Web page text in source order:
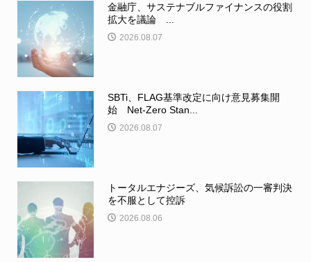
金融庁、サステナブルファイナンスの役割
拡大を議論 ...
2026.08.07
SBTi、FLAG基準改定に向け意見募集開
始 Net-Zero Stan...
2026.08.07
トータルエナジーズ、気候訴訟の一審判決
を不服として控訴
2026.08.06